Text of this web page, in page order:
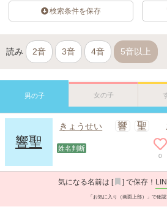
検索条件を保存
読み 2音 3音 4音 5音以上
男の子 女の子
響聖
きょうせい 響 聖
姓名判断
0
気になる名前は [ ] で保存！
「お気に入り（画面上部）」で確